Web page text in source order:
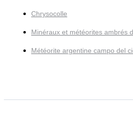
Chrysocolle
Minéraux et météorites ambrés
Météorite argentine campo del